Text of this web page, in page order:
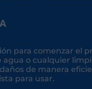
para comenzar el
o cualquier
de manera
para usar.